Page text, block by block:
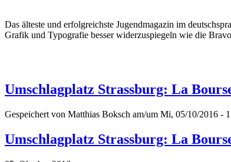
Das älteste und erfolgreichste Jugendmagazin im
Grafik und Typografie besser widerzuspiegeln wie die
Umschlagplatz Strassburg: La
Gespeichert von Matthias Boksch am/um Mi, 05/10/2016 -
Umschlagplatz Strassburg: La